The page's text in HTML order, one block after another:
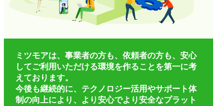
ミツモアは、事業者の方も、依頼者の方も、 安心
してご利用いただける環境を作ることを第一に考
えております。
今後も継続的に、テクノロジー活用やサポート体
制の向上により、
より安心でより安全なプラット